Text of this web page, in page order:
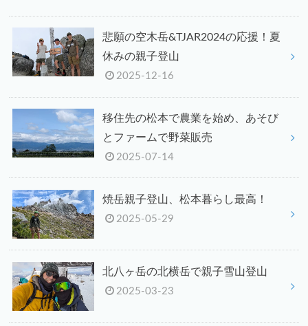
悲願の空木岳&TJAR2024の応援！夏
休みの親子登山
2025-12-16
移住先の松本で農業を始め、あそび
とファームで野菜販売
2025-07-14
焼岳親子登山、松本暮らし最高！
2025-05-29
北八ヶ岳の北横岳で親子雪山登山
2025-03-23